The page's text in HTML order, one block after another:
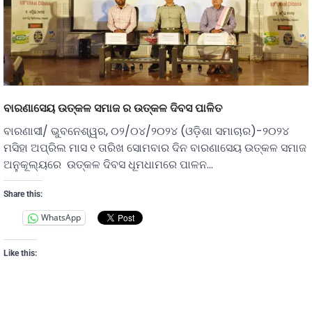
ବାରଣାସେୟ ଉତ୍କଳ ସମାଜ ର ଉତ୍କଳ ଦିବସ ପାଳିତ
ବାରଣାସୀ/ ଭୁବନେଶ୍ୱର, ୦୨/୦୪/୨୦୨୪ (ଓଡ଼ିଶା ସମାଚାର)-୨୦୨୪
ମସିହା ଅପ୍ରିଲ ମାସ ୧ ତାରିଖ ସୋମବାର ଦିନ ବାରଣାସେୟ ଉତ୍କଳ ସମାଜ
ଅନୁକୂଲ୍ୟରେ ଉତ୍କଳ ଦିବସ ଧୂମଧାମରେ ପାଳନ…
Share this:
WhatsApp
Like this: